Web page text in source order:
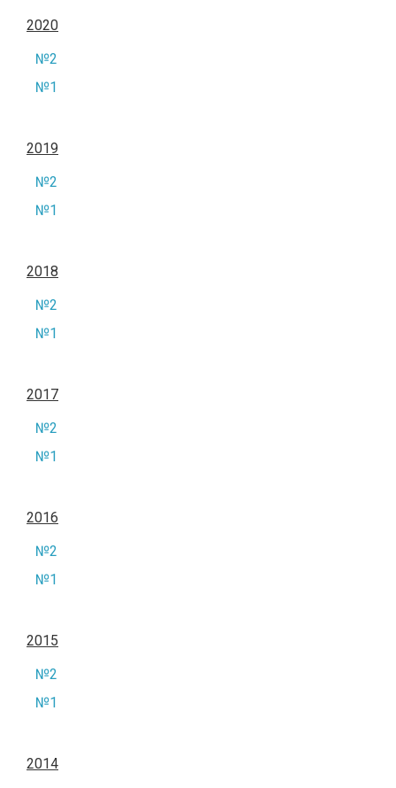
2020
№2
№1
2019
№2
№1
2018
№2
№1
2017
№2
№1
2016
№2
№1
2015
№2
№1
2014